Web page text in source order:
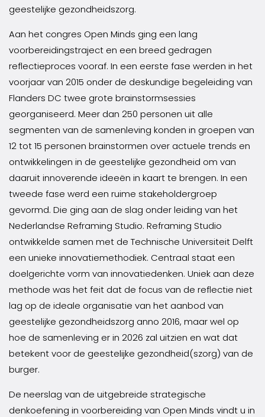
geestelijke gezondheidszorg.
Aan het congres Open Minds ging een lang
voorbereidingstraject en een breed gedragen
reflectieproces vooraf. In een eerste fase werden in het
voorjaar van 2015 onder de deskundige begeleiding van
Flanders DC twee grote brainstormsessies
georganiseerd. Meer dan 250 personen uit alle
segmenten van de samenleving konden in groepen van
12 tot 15 personen brainstormen over actuele trends en
ontwikkelingen in de geestelijke gezondheid om van
daaruit innoverende ideeën in kaart te brengen. In een
tweede fase werd een ruime stakeholdergroep
gevormd. Die ging aan de slag onder leiding van het
Nederlandse Reframing Studio. Reframing Studio
ontwikkelde samen met de Technische Universiteit Delft
een unieke innovatiemethodiek. Centraal staat een
doelgerichte vorm van innovatiedenken. Uniek aan deze
methode was het feit dat de focus van de reflectie niet
lag op de ideale organisatie van het aanbod van
geestelijke gezondheidszorg anno 2016, maar wel op
hoe de samenleving er in 2026 zal uitzien en wat dat
betekent voor de geestelijke gezondheid(szorg) van de
burger.
De neerslag van de uitgebreide strategische
denkoefening in voorbereiding van Open Minds vindt u in